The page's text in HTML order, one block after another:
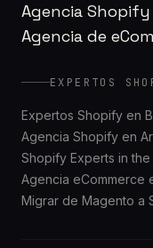
Agencia
Agencia de
EXPERTOS
Expertos Shopify en
Agencia Shopify en
Shopify Experts in the
Agencia eCommerce
Migrar de Magento a